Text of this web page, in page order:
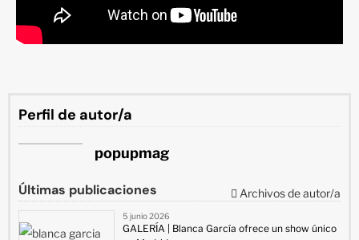
Perfil de autor/a
popupmag
Últimas publicaciones Archivos de autor/a
5 junio 2026
GALERÍA | Blanca García ofrece un show único